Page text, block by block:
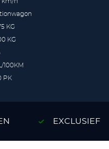
KG
KG
100KM
PK
EXCLUSIEF